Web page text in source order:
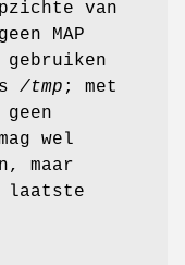
van
MAP
gebruiken
/tmp ; met
geen
wel
maar
laatste